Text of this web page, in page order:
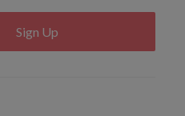
Sign Up